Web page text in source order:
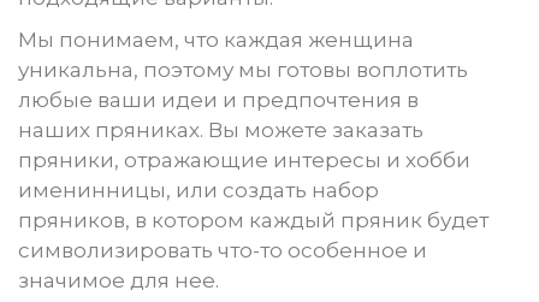
Мы понимаем, что каждая женщина
уникальна, поэтому мы готовы воплотить
любые ваши идеи и предпочтения в
наших пряниках. Вы можете заказать
пряники, отражающие интересы и хобби
именинницы, или создать набор
пряников, в котором каждый пряник будет
символизировать что-то особенное и
значимое для нее.